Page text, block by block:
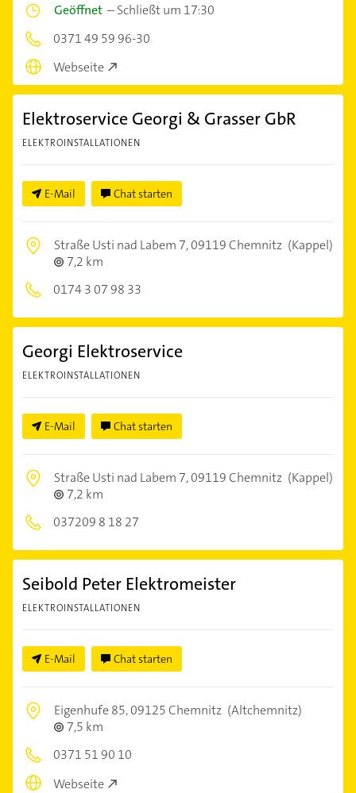
Geöffnet –Schließt um 17:30
0371 49 59 96-30
Webseite
Elektroservice Georgi & Grasser GbR
ELEKTROINSTALLATIONEN
E-Mail Chat starten
Straße Usti nad Labem 7,09119 Chemnitz (Kappel)
7,2 km
0174 3 07 98 33
Georgi Elektroservice
ELEKTROINSTALLATIONEN
E-Mail Chat starten
Straße Usti nad Labem 7,09119 Chemnitz (Kappel)
7,2 km
037209 8 18 27
Seibold Peter Elektromeister
ELEKTROINSTALLATIONEN
E-Mail Chat starten
Eigenhufe 85,09125 Chemnitz (Altchemnitz)
7,5 km
0371 51 90 10
Webseite